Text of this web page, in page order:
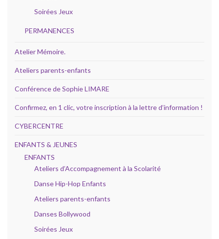
Soirées Jeux
PERMANENCES
Atelier Mémoire.
Ateliers parents-enfants
Conférence de Sophie LIMARE
Confirmez, en 1 clic, votre inscription à la lettre d’information !
CYBERCENTRE
ENFANTS & JEUNES
ENFANTS
Ateliers d’Accompagnement à la Scolarité
Danse Hip-Hop Enfants
Ateliers parents-enfants
Danses Bollywood
Soirées Jeux